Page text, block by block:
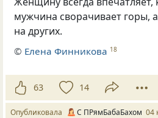
мужчина сворачивает горы,
на других.
© Елена Финникова 18
63 14
Опубликовала С ПРямБабаБахом 04